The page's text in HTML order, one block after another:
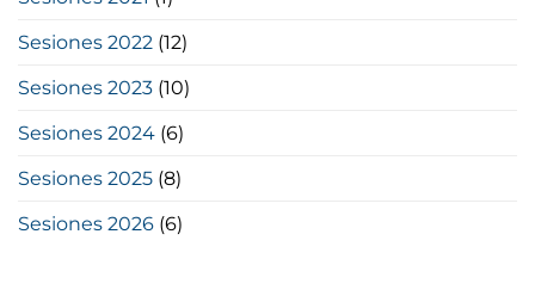
Sesiones 2022 (12)
Sesiones 2023 (10)
Sesiones 2024 (6)
Sesiones 2025 (8)
Sesiones 2026 (6)